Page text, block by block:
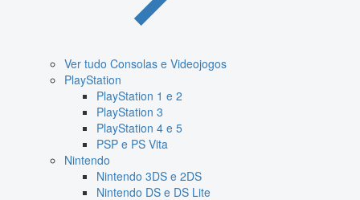
Ver tudo Consolas e Videojogos
PlayStation
PlayStation 1 e 2
PlayStation 3
PlayStation 4 e 5
PSP e PS Vita
Nintendo
Nintendo 3DS e 2DS
Nintendo DS e DS Lite